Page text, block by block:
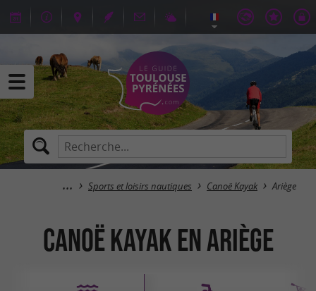
Sports et loisirs nautiques Canoë Kayak Ariège
Canoë Kayak en Ariège